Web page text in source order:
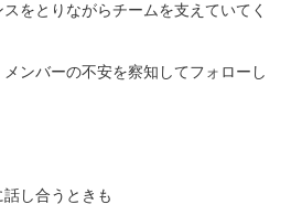
をとりながらチームを支えていてく
ンバーの不安を察知してフォローし
し合うときも